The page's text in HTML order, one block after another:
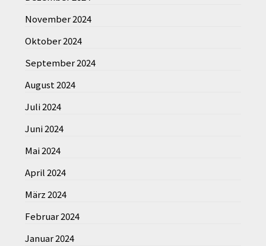
November 2024
Oktober 2024
September 2024
August 2024
Juli 2024
Juni 2024
Mai 2024
April 2024
März 2024
Februar 2024
Januar 2024